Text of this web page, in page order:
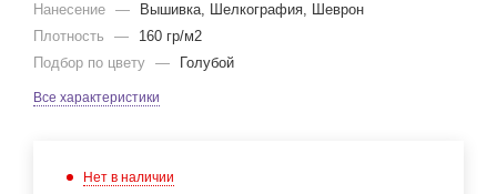
Нанесение —
Вышивка, Шелкография, Шеврон
Плотность
—
160 гр/м2
Подбор по цвету — Голубой
Все характеристики
Нет в наличии